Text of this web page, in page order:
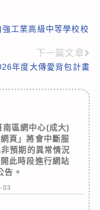
工業高級中等學校校
下一篇文章
年度大傳愛背包計畫
區網中心(成大)
頁」將會中斷服
預期的異常情況
此時段進行網站
告。
03